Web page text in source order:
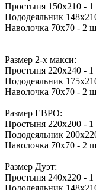
Простыня 150х210 - 1
Пододеяльник
Наволочка 70х70 - 2
Размер 2-х макси:
Простыня 220х240 - 1
Пододеяльник
Наволочка 70х70 - 2
Размер ЕВРО:
Простыня 220х200 - 1
Пододеяльник
Наволочка 70х70 - 2
Размер Дуэт:
Простыня 240х220 - 1
Пододеяльник